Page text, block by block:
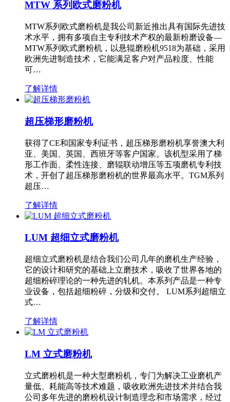
MTW 系列欧式磨粉机
MTW系列欧式磨粉机是我公司新近推出具有国际先进技
术水平，拥有多项自主专利技术产权的最新粉磨设备—
MTW系列欧式磨粉机，以悬辊磨粉机9518为基础，采用
欧洲先进制造技术，它能满足客户对产品粒度、性能
可…
了解详情
超压梯形磨粉机
获得了CE和国家专利证书，超压梯形磨粉机享誉澳大利
亚、美国、英国、西班牙等客户国家。该机型采用了梯
形工作面、柔性连接、磨辊联动增压等五项磨机专利技
术，开创了超压梯形磨粉机的世界最高水平。TGM系列
超压…
了解详情
LUM 超细立式磨粉机
超细立式磨粉机是结合我们公司几年的磨机生产经验，
它的设计和研究的基础上立磨技术，吸收了世界各地的
超细粉碎理论的一种先进的轧机。本系列产品是一种专
业设备，包括超细粉碎，分级和交付。 LUM系列超细立
式…
了解详情
LM 立式磨粉机
立式磨粉机是一种大型磨粉机，专门为解决工业磨机产
量低、耗能高等技术难题，吸收欧洲先进技术并结合我
公司多年先进的磨粉机设计制造理念和市场需求，经过